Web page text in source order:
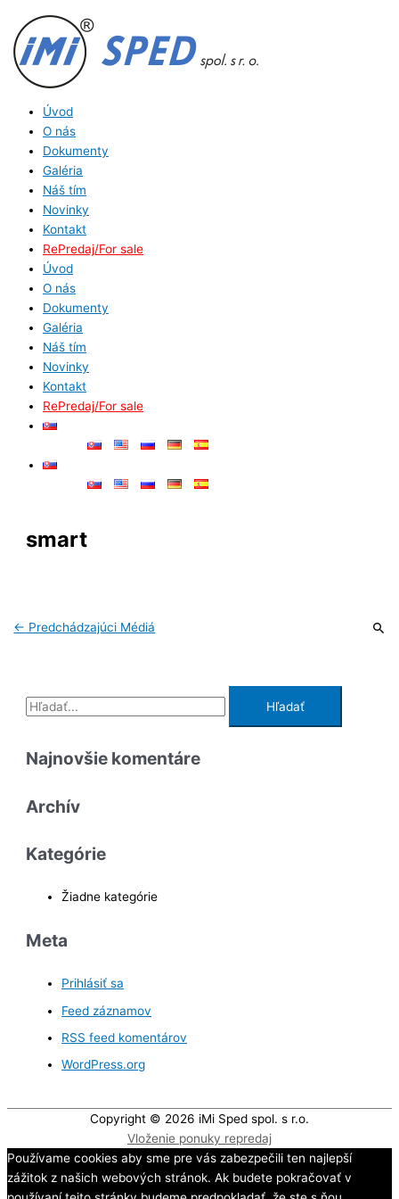
na
obsah
Úvod
O nás
Dokumenty
Galéria
Náš tím
Novinky
Kontakt
RePredaj/For sale
Úvod
O nás
Dokumenty
Galéria
Náš tím
Novinky
Kontakt
RePredaj/For sale
smart
← Predchádzajúci Médiá
y
h
ľ
d
a
Najnovšie komentáre
Archív
Kategórie
Žiadne kategórie
Meta
Prihlásiť sa
Feed záznamov
RSS feed komentárov
WordPress.org
Copyright © 2026 iMi Sped spol. s r.o.
Vloženie ponuky repredaj
Používame cookies aby sme pre vás zabezpečili ten najlepší
zážitok z našich webových stránok. Ak budete pokračovať v